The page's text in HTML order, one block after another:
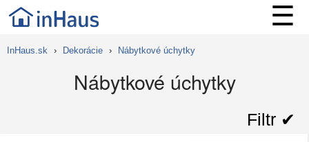
☰
InHaus.sk › Dekorácie › Nábytkové úchytky
Nábytkové úchytky
Filtr ✔︎